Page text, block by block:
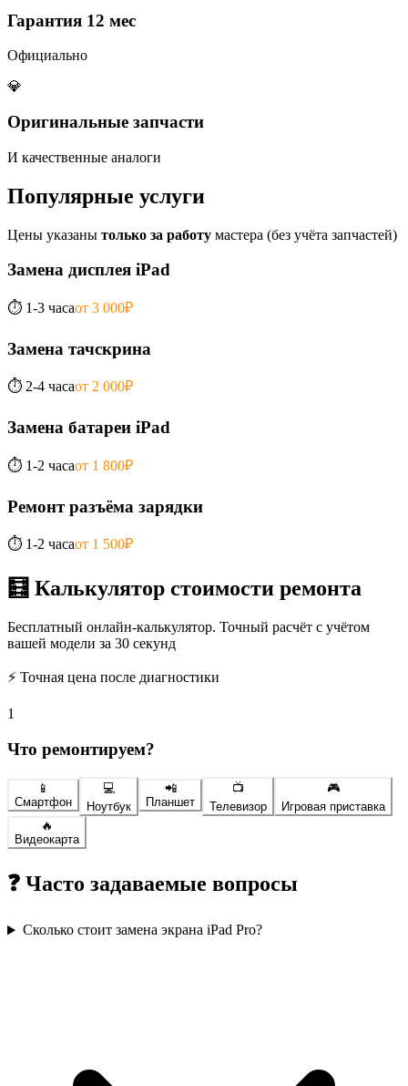
Гарантия 12 мес
Официально
💎
Оригинальные запчасти
И качественные аналоги
Популярные услуги
Цены указаны только за работу мастера (без учёта запчастей)
Замена дисплея iPad
⏱️ 1-3 часаот 3 000₽
Замена тачскрина
⏱️ 2-4 часаот 2 000₽
Замена батареи iPad
⏱️ 1-2 часаот 1 800₽
Ремонт разъёма зарядки
⏱️ 1-2 часаот 1 500₽
🧮 Калькулятор стоимости ремонта
Бесплатный онлайн-калькулятор. Точный расчёт с учётом
вашей модели за 30 секунд
⚡ Точная цена после диагностики
1
Что ремонтируем?
📱
Смартфон
💻
Ноутбук
📲
Планшет
📺
Телевизор
🎮
Игровая приставка
🔥
Видеокарта
❓ Часто задаваемые вопросы
Сколько стоит замена экрана iPad Pro?